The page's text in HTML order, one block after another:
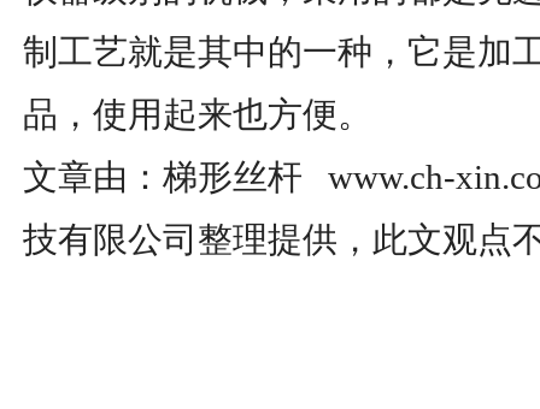
制工艺就是其中的一种，它是加
品，使用起来也方便。
文章由：梯形丝杆 www.ch-
技有限公司整理提供，此文观点